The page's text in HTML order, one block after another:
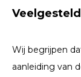
Wij begrijpen
aanleiding van